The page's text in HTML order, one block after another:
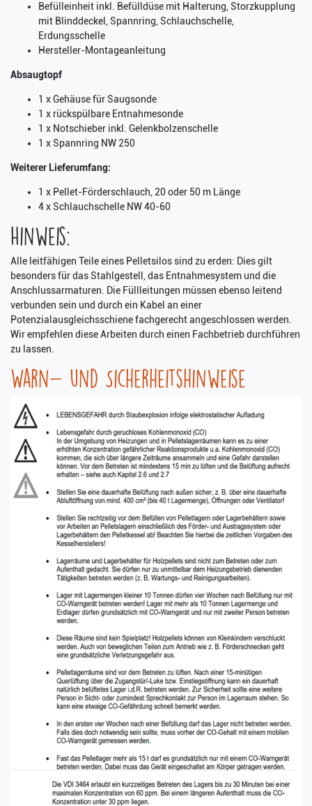
Befülleinheit inkl. Befülldüse mit Halterung, Storzkupplung
mit Blinddeckel, Spannring, Schlauchschelle,
Erdungsschelle
Hersteller-Montageanleitung
Absaugtopf
1 x Gehäuse für Saugsonde
1 x rückspülbare Entnahmesonde
1 x Notschieber inkl. Gelenkbolzenschelle
1 x Spannring NW 250
Weiterer Lieferumfang:
1 x Pellet-Förderschlauch, 20 oder 50 m Länge
4 x Schlauchschelle NW 40-60
Hinweis:
Alle leitfähigen Teile eines Pelletsilos sind zu erden: Dies gilt
besonders für das Stahlgestell, das Entnahmesystem und die
Anschlussarmaturen. Die Füllleitungen müssen ebenso leitend
verbunden sein und durch ein Kabel an einer
Potenzialausgleichsschiene fachgerecht angeschlossen werden.
Wir empfehlen diese Arbeiten durch einen Fachbetrieb durchführen
zu lassen.
Warn- und Sicherheitshinweise